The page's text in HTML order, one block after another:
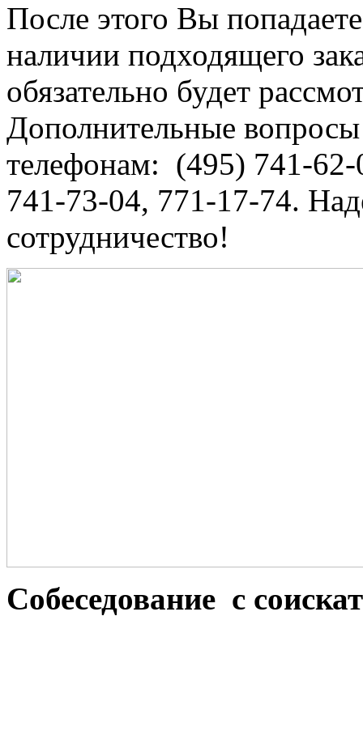
После этого Вы
наличии подходящего
обязательно будет
Дополнительные
телефонам: (495) 741-62-
741-73-04, 771-17-74.
сотрудничество!
Собеседование с